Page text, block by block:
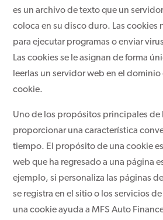
es un archivo de texto que un
coloca en su disco duro. Las cookies
para ejecutar programas o enviar
Las cookies se le asignan de forma
leerlas un servidor web en el dominio
cookie.
Uno de los propósitos principales de
proporcionar una característica
tiempo. El propósito de una cookie
web que ha regresado a una página
ejemplo, si personaliza las páginas
se registra en el sitio o los servicios
una cookie ayuda a MFS Auto